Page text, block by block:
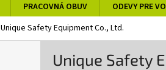
PRACOVNÁ OBUV ODEVY PRE
Unique Safety Equipment Co., Ltd.
Unique Safety